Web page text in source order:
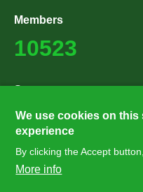
Members
10523
Supporters
27224
Hírlevél feliratkozás
We use cookies on
experience
By clicking the Accept
More info